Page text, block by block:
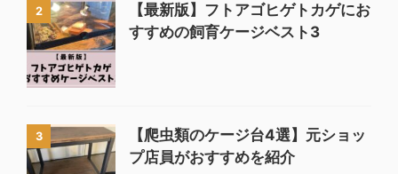
2
【最新版】フトアゴヒゲトカゲにお
すすめの飼育ケージベスト3
3
【爬虫類のケージ台4選】元ショッ
プ店員がおすすめを紹介